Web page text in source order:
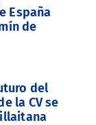
España
de
del
la CV se